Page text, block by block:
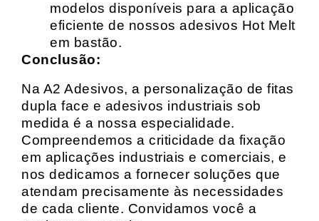
modelos disponíveis para a aplicação
eficiente de nossos adesivos Hot Melt
em bastão.
Conclusão:
Na A2 Adesivos, a personalização de fitas
dupla face e adesivos industriais sob
medida é a nossa especialidade.
Compreendemos a criticidade da fixação
em aplicações industriais e comerciais, e
nos dedicamos a fornecer soluções que
atendam precisamente às necessidades
de cada cliente. Convidamos você a